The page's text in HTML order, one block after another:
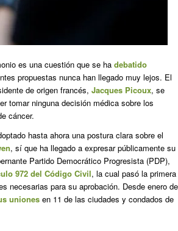
es una cuestión que se ha debatido
propuestas nunca han llegado muy lejos. El
de origen francés, Jacques Picoux, se
tomar ninguna decisión médica sobre los
cáncer.
hasta ahora una postura clara sobre el
, sí que ha llegado a expresar públicamente su
Partido Democrático Progresista (PDP),
972 del Código Civil, la cual pasó la primera
necesarias para su aprobación. Desde enero de
uniones en 11 de las ciudades y condados de